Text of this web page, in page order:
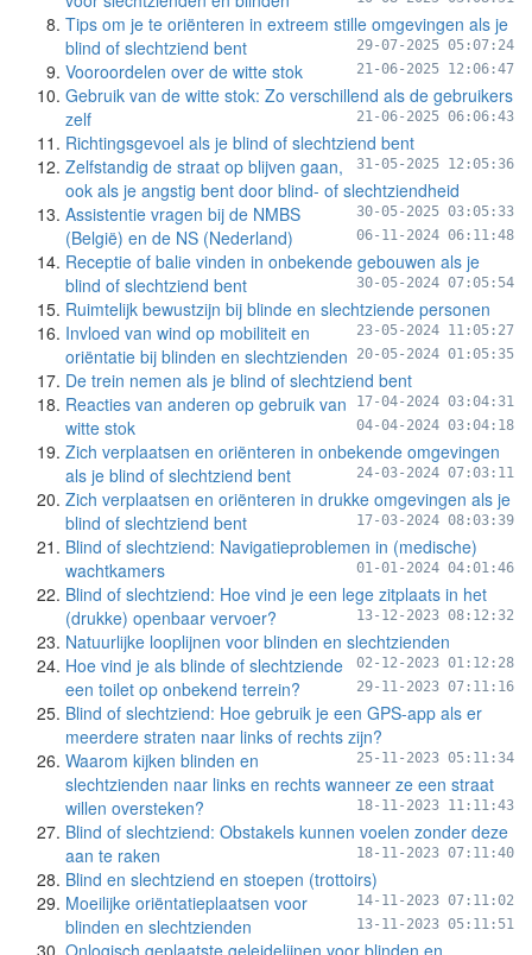
Tips om je te oriënteren in extreem stille omgevingen als je
blind of slechtziend bent
29-07-2025 05:07:24
Vooroordelen over de witte stok 21-06-2025 12:06:47
Gebruik van de witte stok: Zo verschillend als de gebruikers
zelf
21-06-2025 06:06:43
Richtingsgevoel als je blind of slechtziend bent
31-05-2025 12:05:36
Zelfstandig de straat op blijven gaan,
ook als je angstig bent door blind- of slechtziendheid
30-05-2025 03:05:33
Assistentie vragen bij de NMBS
(België) en de NS (Nederland)
06-11-2024 06:11:48
Receptie of balie vinden in onbekende gebouwen als je
blind of slechtziend bent
30-05-2024 07:05:54
Ruimtelijk bewustzijn bij blinde en slechtziende personen
23-05-2024 11:05:27
Invloed van wind op mobiliteit en
oriëntatie bij blinden en slechtzienden
20-05-2024 01:05:35
De trein nemen als je blind of slechtziend bent
17-04-2024 03:04:31
Reacties van anderen op gebruik van
witte stok
04-04-2024 03:04:18
Zich verplaatsen en oriënteren in onbekende omgevingen
als je blind of slechtziend bent
24-03-2024 07:03:11
Zich verplaatsen en oriënteren in drukke omgevingen als je
blind of slechtziend bent
17-03-2024 08:03:39
Blind of slechtziend: Navigatieproblemen in (medische)
wachtkamers
01-01-2024 04:01:46
Blind of slechtziend: Hoe vind je een lege zitplaats in het
(drukke) openbaar vervoer?
13-12-2023 08:12:32
Natuurlijke looplijnen voor blinden en slechtzienden
02-12-2023 01:12:28
Hoe vind je als blinde of slechtziende
een toilet op onbekend terrein?
29-11-2023 07:11:16
Blind of slechtziend: Hoe gebruik je een GPS-app als er
meerdere straten naar links of rechts zijn?
25-11-2023 05:11:34
Waarom kijken blinden en
slechtzienden naar links en rechts wanneer ze een straat
willen oversteken?
18-11-2023 11:11:43
Blind of slechtziend: Obstakels kunnen voelen zonder deze
aan te raken
18-11-2023 07:11:40
Blind en slechtziend en stoepen (trottoirs)
14-11-2023 07:11:02
Moeilijke oriëntatieplaatsen voor
blinden en slechtzienden
13-11-2023 05:11:51
Onlogisch geplaatste geleidelijnen voor blinden en